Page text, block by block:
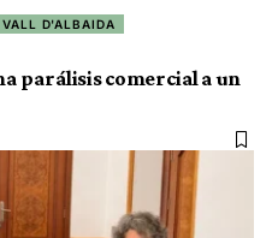
D'ALBAIDA
parálisis comercial a un